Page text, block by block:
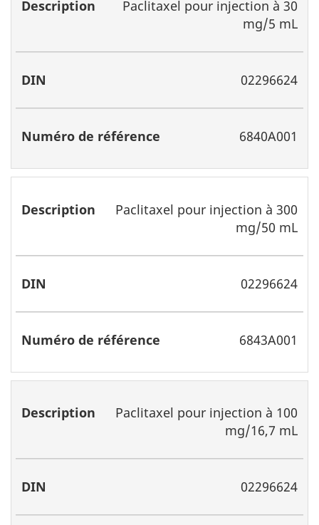
Paclitaxel pour injection à 30
mg/5 mL
02296624
6840A001
Paclitaxel pour injection à 300
mg/50 mL
02296624
6843A001
Paclitaxel pour injection à 100
mg/16,7 mL
02296624